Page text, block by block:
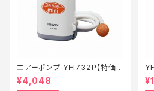
エアーポンプ ＹＨ732Ｐ【特価
装備】【20】
¥4,048
価